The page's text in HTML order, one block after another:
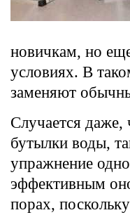
новичкам, но
условиях. В
заменяют
Случается даже,
бутылки воды,
упражнение
эффективным
порах,